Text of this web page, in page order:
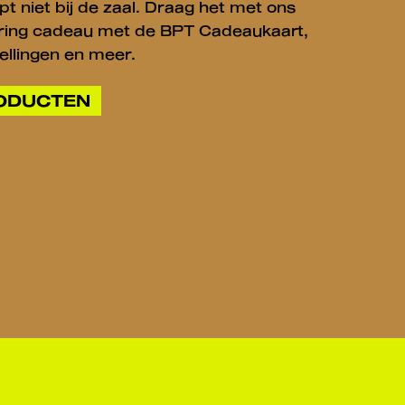
niet bij de zaal. Draag het met ons
cadeau met de BPT Cadeaukaart,
en meer.